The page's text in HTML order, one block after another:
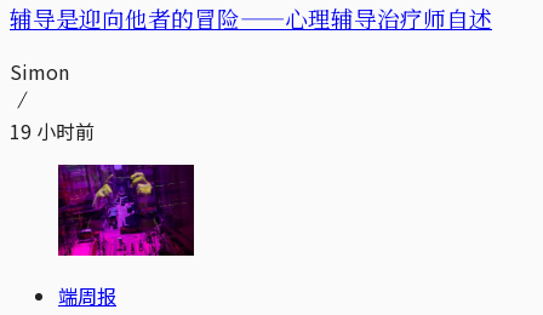
辅导是迎向他者的冒险——心理辅导治疗师自述
Simon
19 小时前
端周报